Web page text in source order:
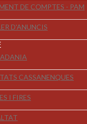
DE COMPTES - PAM
D'ANUNCIS
CASSANENQUES
I FIRES